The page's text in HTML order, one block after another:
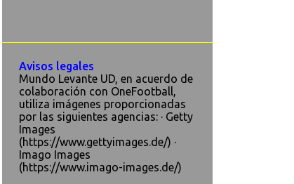
Avisos legales
Mundo Levante UD, en acuerdo de
colaboración con OneFootball,
utiliza imágenes proporcionadas
por las siguientes agencias: · Getty
Images
(https://www.gettyimages.de/) ·
Imago Images
(https://www.imago-images.de/)